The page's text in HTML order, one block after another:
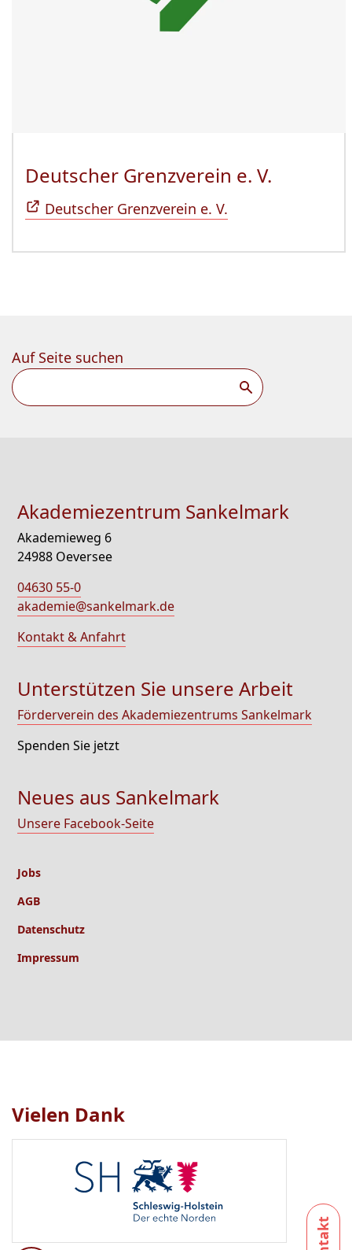
Deutscher Grenzverein e. V.
Deutscher Grenzverein e. V.
Auf Seite suchen
Suchen
Akademiezentrum Sankelmark
Akademieweg 6
24988 Oeversee
04630 55-0
akademie@sankelmark.de
Kontakt & Anfahrt
Unterstützen Sie unsere Arbeit
Förderverein des Akademiezentrums Sankelmark
Spenden Sie jetzt
Neues aus Sankelmark
Unsere Facebook-Seite
Jobs
AGB
Datenschutz
Impressum
Vielen Dank
Logo1bis1von1sichtbar.